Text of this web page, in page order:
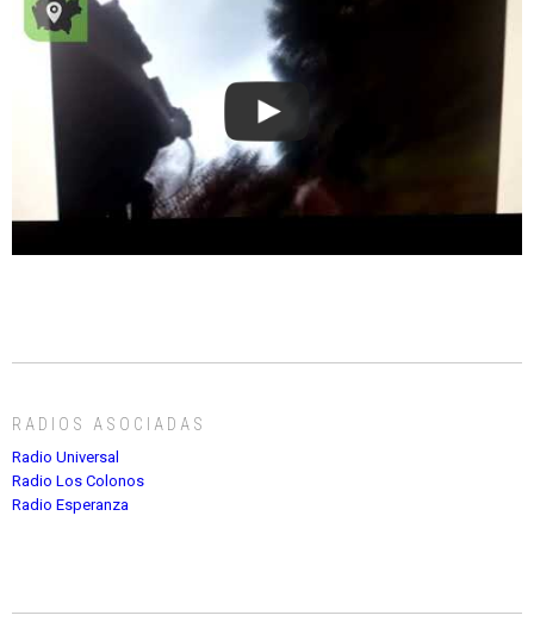
RADIOS ASOCIADAS
Radio Universal
Radio Los Colonos
Radio Esperanza